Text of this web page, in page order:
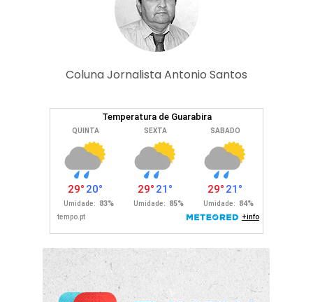
Coluna Jornalista Antonio Santos